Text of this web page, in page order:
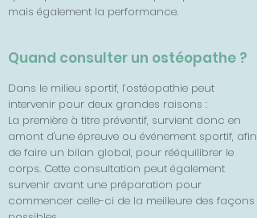
mais également la performance.
Quand consulter un ostéopathe ?
Dans le milieu sportif, l’ostéopathie peut
intervenir pour deux grandes raisons :
La première à titre préventif, survient donc en
amont d'une épreuve ou événement sportif, afin
de faire un bilan global, pour rééquilibrer le
corps. Cette consultation peut également
survenir avant une préparation pour
commencer celle-ci de la meilleure des façons